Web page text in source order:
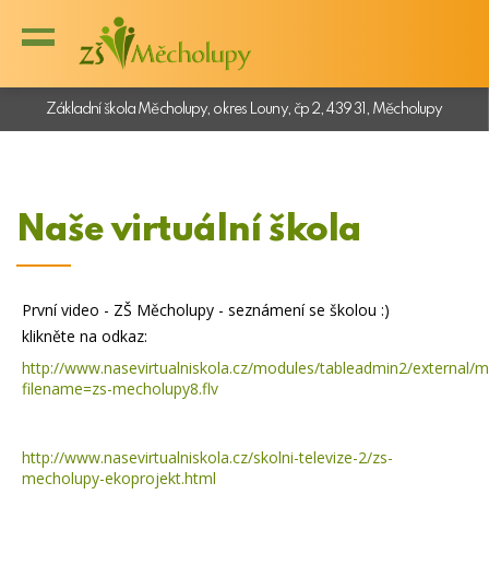
Základní škola Měcholupy, okres Louny, čp 2, 439 31, Měcholupy
Naše virtuální škola
První video - ZŠ Měcholupy - seznámení se školou :)
klikněte na odkaz:
http://www.nasevirtualniskola.cz/modules/tableadmin2/external/
filename=zs-mecholupy8.flv
http://www.nasevirtualniskola.cz/skolni-televize-2/zs-
mecholupy-ekoprojekt.html